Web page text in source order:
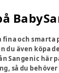
fina och
du även köpa
Sangenic här
så du